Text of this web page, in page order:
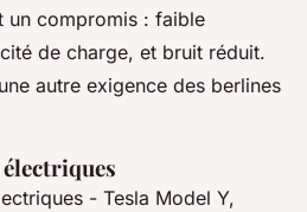
un compromis : faible
de charge, et bruit réduit.
autre exigence des berlines
électriques
- Tesla Model Y,